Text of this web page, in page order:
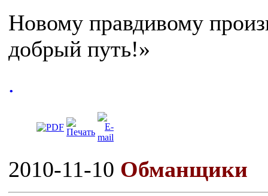
Новому правдивому
добрый путь!»
.
2010-11-10 Обманщики